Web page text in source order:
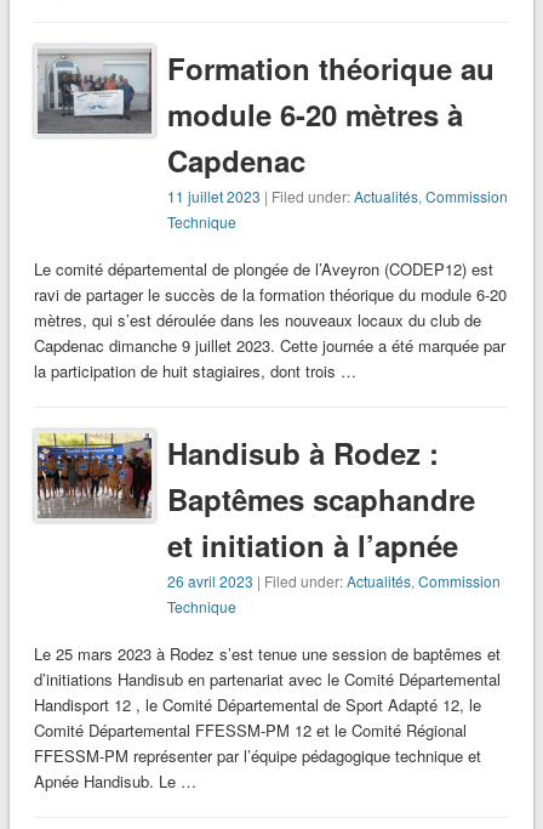
Formation théorique au
module 6-20 mètres à
Capdenac
11 juillet 2023 | Filed under:Actualités,Commission
Technique
Le comité départemental de plongée de l’Aveyron (CODEP12) est
ravi de partager le succès de la formation théorique du module 6-20
mètres, qui s’est déroulée dans les nouveaux locaux du club de
Capdenac dimanche 9 juillet 2023. Cette journée a été marquée par
la participation de huit stagiaires, dont trois …
Handisub à Rodez :
Baptêmes scaphandre
et initiation à l’apnée
26 avril 2023 | Filed under:Actualités,Commission
Technique
Le 25 mars 2023 à Rodez s’est tenue une session de baptêmes et
d’initiations Handisub en partenariat avec le Comité Départemental
Handisport 12 , le Comité Départemental de Sport Adapté 12, le
Comité Départemental FFESSM-PM 12 et le Comité Régional
FFESSM-PM représenter par l’équipe pédagogique technique et
Apnée Handisub. Le …